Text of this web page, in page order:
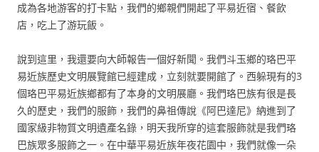
成為各地游客的打卡點，我們的鄉親們開起了平易近宿、餐飲
店，吃上了游玩飯。
說到這里，我還要向大師報告一個好新聞。我們斗玉鄉的珞巴平
易近族歷史文明展覽館已經建成，立刻就要開館了。西躲現有的3
個珞巴平易近族鄉都有了本身的文明展廳。我們珞巴族有很是長
久的歷史，我們的服飾，我們的鼻祖傳說《阿巴達尼》納進到了
國家級非物質文明遺產名錄，明天我所穿的這套服飾就是我們珞
巴族眾多服飾之一。在中華平易近族年夜花園中，我們就像一朵